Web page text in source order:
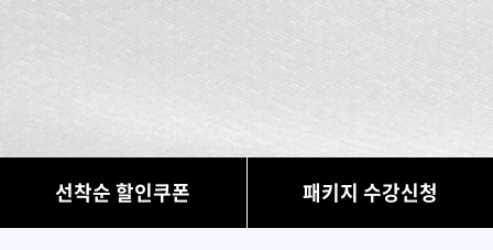
선착순 할인쿠폰 패키지 수강신청